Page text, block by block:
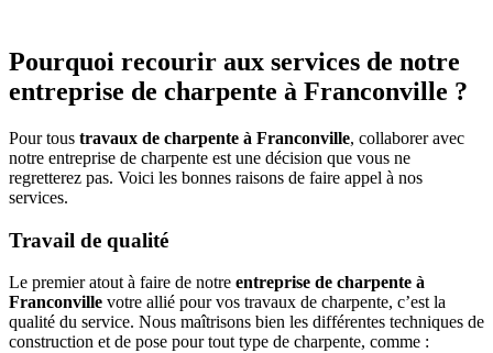
Pourquoi recourir aux services de notre
entreprise de charpente à Franconville ?
Pour tous travaux de charpente à Franconville, collaborer avec
notre entreprise de charpente est une décision que vous ne
regretterez pas. Voici les bonnes raisons de faire appel à nos
services.
Travail de qualité
Le premier atout à faire de notre entreprise de charpente à
Franconville votre allié pour vos travaux de charpente, c’est la
qualité du service. Nous maîtrisons bien les différentes techniques de
construction et de pose pour tout type de charpente, comme :